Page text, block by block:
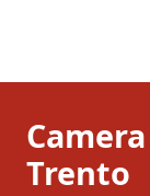
Trento